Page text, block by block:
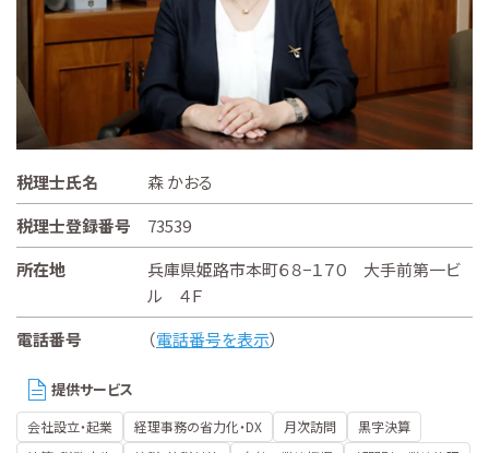
税理士氏名
森 かおる
税理士登録番号
73539
所在地
兵庫県姫路市本町６８−１７０ 大手前第一ビ
ル ４Ｆ
電話番号
（電話番号を表示）
提供サービス
会社設立・起業 経理事務の省力化・DX 月次訪問
黒字決算